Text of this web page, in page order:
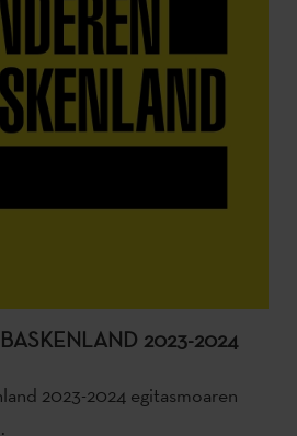
2023-2024
2023-2024 egitasmoaren